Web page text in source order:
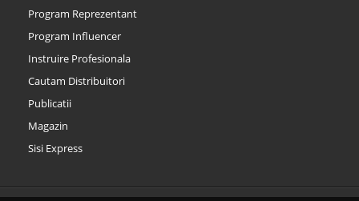
Program Reprezentant
Program Influencer
Instruire Profesionala
Cautam Distribuitori
Publicatii
Magazin
Sisi Express